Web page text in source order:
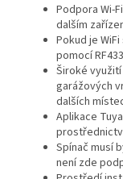
Podpora Wi-
dalším
Pokud je
pomocí RF433
Široké
garážových
dalších
Aplikace
Spínač musí
není zde